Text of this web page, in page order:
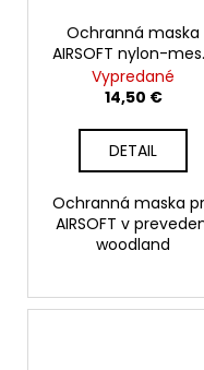
Ochranná maska
AIRSOFT nylon-
woodland
Vypredané
14,50 €
DETAIL
Ochranná maska
AIRSOFT v
woodland